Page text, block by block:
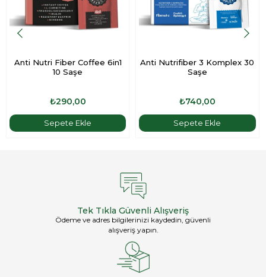
Anti Nutri Fiber Coffee 6in1
10 Saşe
₺290,00
Sepete Ekle
Anti Nutrifiber 3 Komplex 30
Saşe
₺740,00
Sepete Ekle
Tek Tıkla Güvenli Alışveriş
Ödeme ve adres bilgilerinizi kaydedin, güvenli
alışveriş yapın.